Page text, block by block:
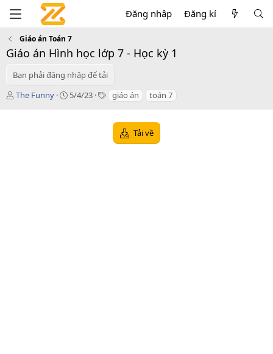
Đăng nhập Đăng kí
Giáo án Toán 7
Giáo án Hình học lớp 7 - Học kỳ 1
Bạn phải đăng nhập để tải
T
The Funny
C
5/4/23
T giáo án toán 7
Tải về